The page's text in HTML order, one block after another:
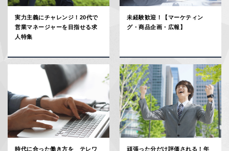
実力主義にチャレンジ！20代で
営業マネージャーを目指せる求
人特集
未経験歓迎！【マーケティン
グ・商品企画・広報】
時代に合った働き方を テレワ
頑張った分だけ評価される！年